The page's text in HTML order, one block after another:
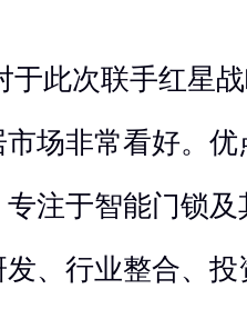
于此次联手红星
市场非常看好。
注于智能门锁
、行业整合、